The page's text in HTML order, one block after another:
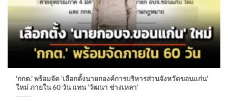
‘กกต.’ พร้อมจัด ‘เลือกตั้งนายกองค์การบริหารส่วนจังหวัดขอนแก่น’
ใหม่ ภายใน 60 วัน แทน ‘วัฒนา ช่างเหลา’